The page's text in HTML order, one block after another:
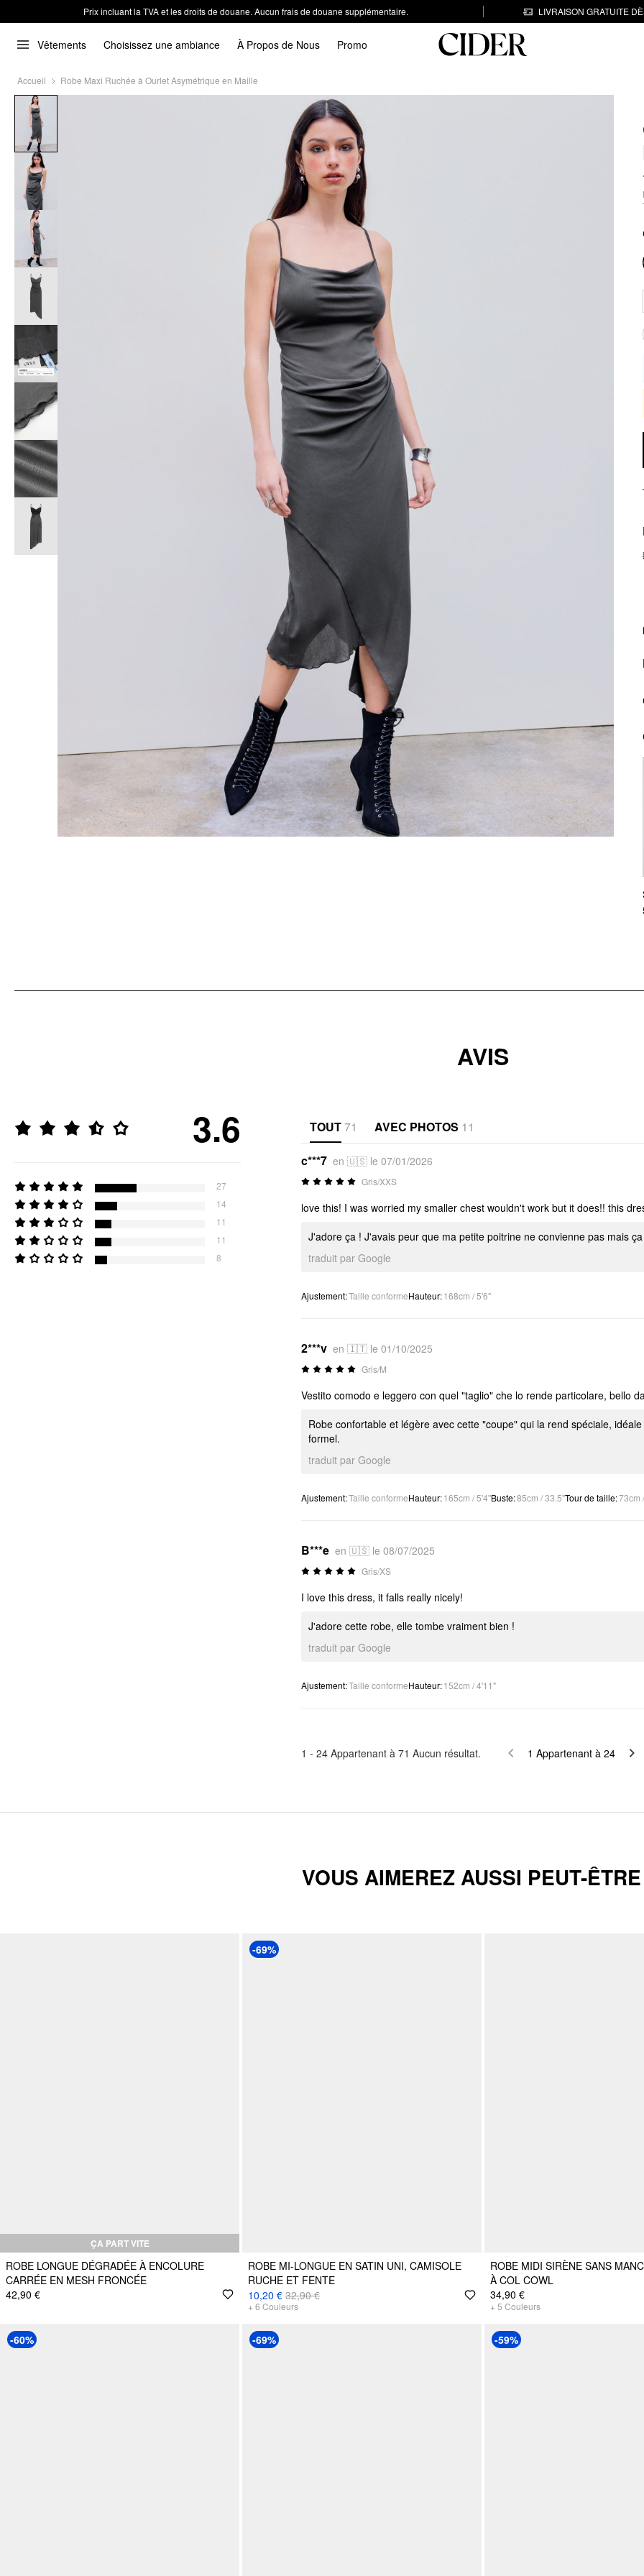
Prix incluant la TVA et les droits de douane. Aucun frais de douane supplémentaire. LIVRAISON GRATUITE
Vêtements Choisissez une ambiance À Propos de Nous Promo
Accueil Robe Maxi Ruchée à Ourlet Asymétrique en Maille
AVIS
3.6
27
14
11
11
8
TOUT71 AVEC PHOTOS 11
c***7 en 🇺🇸 le 07/01/2026
Gris/XXS
love this! I was worried my smaller chest wouldn't work but it does!! this
J'adore ça ! J'avais peur que ma petite poitrine ne convienne pas mais
traduit par Google
Ajustement:Taille conformeHauteur:168cm / 5'6"
2***v en 🇮🇹 le 01/10/2025
Gris/M
Vestito comodo e leggero con quel "taglio" che lo rende particolare, bello
Robe confortable et légère avec cette "coupe" qui la rend spéciale,
formel.
traduit par Google
Ajustement:Taille conformeHauteur:165cm / 5'4"Buste:85cm / 33.5"Tour de taille:73cm
B***e en 🇺🇸 le 08/07/2025
Gris/XS
I love this dress, it falls really nicely!
J'adore cette robe, elle tombe vraiment bien !
traduit par Google
Ajustement:Taille conformeHauteur:152cm / 4'11"
1 - 24 Appartenant à 71 Aucun résultat. 1 Appartenant à 24
VOUS AIMEREZ AUSSI PEUT-
ÇA PART VITE
ROBE LONGUE DÉGRADÉE À ENCOLURE
CARRÉE EN MESH FRONCÉE
42,90 €
-69%
ROBE MI-LONGUE EN SATIN UNI, CAMISOLE
RUCHE ET FENTE
10,20 € 32,90 €
+ 6 Couleurs
ROBE MIDI SIRÈNE SANS
À COL COWL
34,90 €
+ 5 Couleurs
-60% -69% -59%